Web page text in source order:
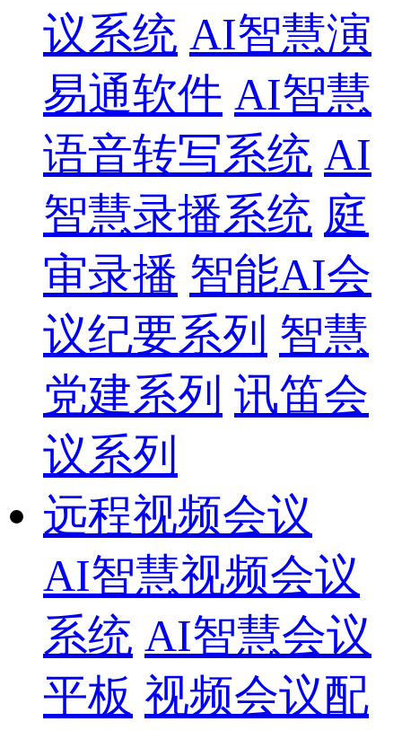
议系统 AI智慧演
易通软件 AI智慧
语音转写系统 AI
智慧录播系统 庭
审录播 智能AI会
议纪要系列 智慧
党建系列 讯笛会
议系列
远程视频会议
AI智慧视频会议
系统 AI智慧会议
平板 视频会议配